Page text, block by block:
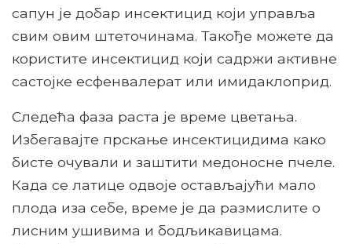
сапун је добар инсектицид који управља
свим овим штеточинама. Такође можете да
користите инсектицид који садржи активне
састојке есфенвалерат или имидаклоприд.
Следећа фаза раста је време цветања.
Избегавајте прскање инсектицидима како
бисте очували и заштити медоносне пчеле.
Када се латице одвоје остављајући мало
плода иза себе, време је да размислите о
лисним ушивима и бодљикавицама.